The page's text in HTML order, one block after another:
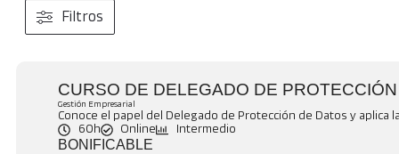
Filtros
CURSO DE DELEGADO DE
Gestión Empresarial
Conoce el papel del Delegado de Protección de Datos y aplica
60h
Online Intermedio
BONIFICABLE